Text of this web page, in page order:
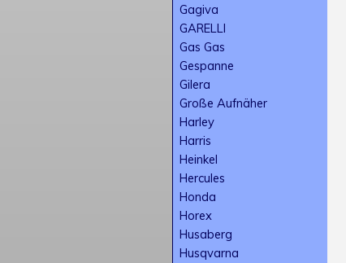
Gagiva
GARELLI
Gas Gas
Gespanne
Gilera
Große Aufnäher
Harley
Harris
Heinkel
Hercules
Honda
Horex
Husaberg
Husqvarna